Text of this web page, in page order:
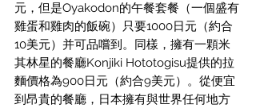
元，但是Oyakodon的午餐套餐（一個盛有
雞蛋和雞肉的飯碗）只要1000日元（約合
10美元）并可品嚐到。同樣，擁有一顆米
其林星的餐廳Konjiki Hototogisu提供的拉
麵價格為900日元（約合9美元）。從便宜
到昂貴的餐廳，日本擁有與世界任何地方